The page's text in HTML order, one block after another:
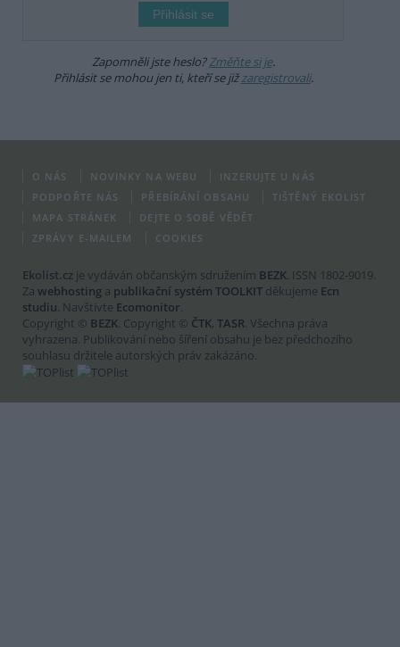
Zapomněli jste heslo?Změňte si je.
Přihlásit se mohou jen ti, kteří se jižzaregistrovali.
O NÁS NOVINKY NA WEBU
INZERUJTE U NÁS
PODPOŘTE NÁS
PŘEBÍRÁNÍ OBSAHU
TIŠTĚNÝ EKOLIST
MAPA STRÁNEK
DEJTE O SOBĚ VĚDĚT
ZPRÁVY E-MAILEM
COOKIES
Ekolist.cz je vydáván občanským sdružením BEZK. ISSN 1802-9019.
Za webhosting a publikační systém TOOLKIT děkujeme Ecn
studiu. Navštivte Ecomonitor.
Copyright © BEZK. Copyright © ČTK, TASR. Všechna práva
vyhrazena. Publikování nebo šíření obsahu je bez předchozího
souhlasu držitele autorských práv zakázáno.